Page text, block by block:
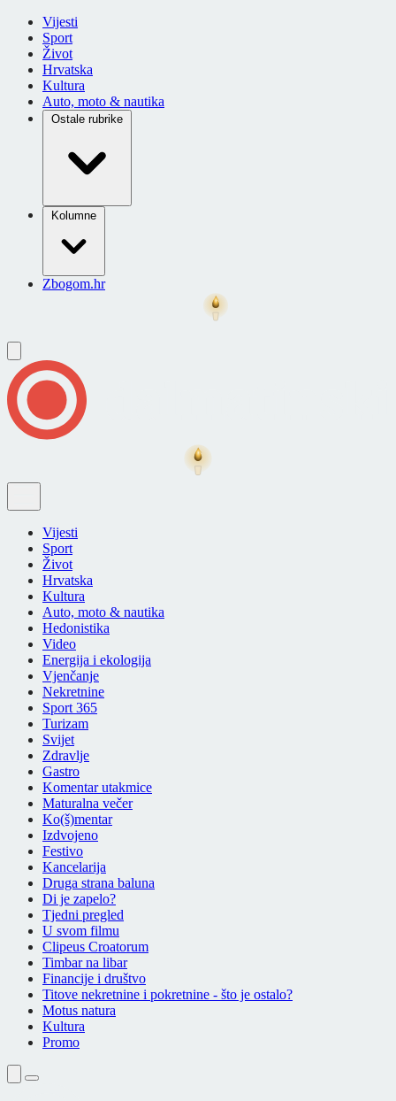
Vijesti
Sport
Život
Hrvatska
Kultura
Auto, moto & nautika
Ostale rubrike
Kolumne
Zbogom.hr
Vijesti
Sport
Život
Hrvatska
Kultura
Auto, moto & nautika
Hedonistika
Video
Energija i ekologija
Vjenčanje
Nekretnine
Sport 365
Turizam
Svijet
Zdravlje
Gastro
Komentar utakmice
Maturalna večer
Ko(š)mentar
Izdvojeno
Festivo
Kancelarija
Druga strana baluna
Di je zapelo?
Tjedni pregled
U svom filmu
Clipeus Croatorum
Timbar na libar
Financije i društvo
Titove nekretnine i pokretnine - što je ostalo?
Motus natura
Kultura
Promo